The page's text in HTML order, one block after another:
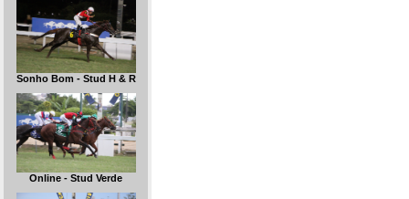
Sonho Bom - Stud H & R
Online - Stud Verde